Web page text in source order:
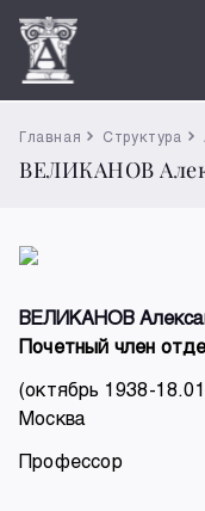
Главная Структура
ВЕЛИКАНОВ
ВЕЛИКАНОВ
Почетный член
(октябрь 1938-
Москва
Профессор